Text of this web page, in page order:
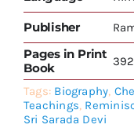
Publisher
Pages in Print
Book
392
Tags: Biography,
Teachings,
Sri Sarada Devi